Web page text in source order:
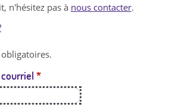
n
l
e
n'hésitez pas à nous contacter.
*